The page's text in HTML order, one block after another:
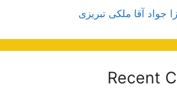
جواد آقا ملکی تبریزی
Recent